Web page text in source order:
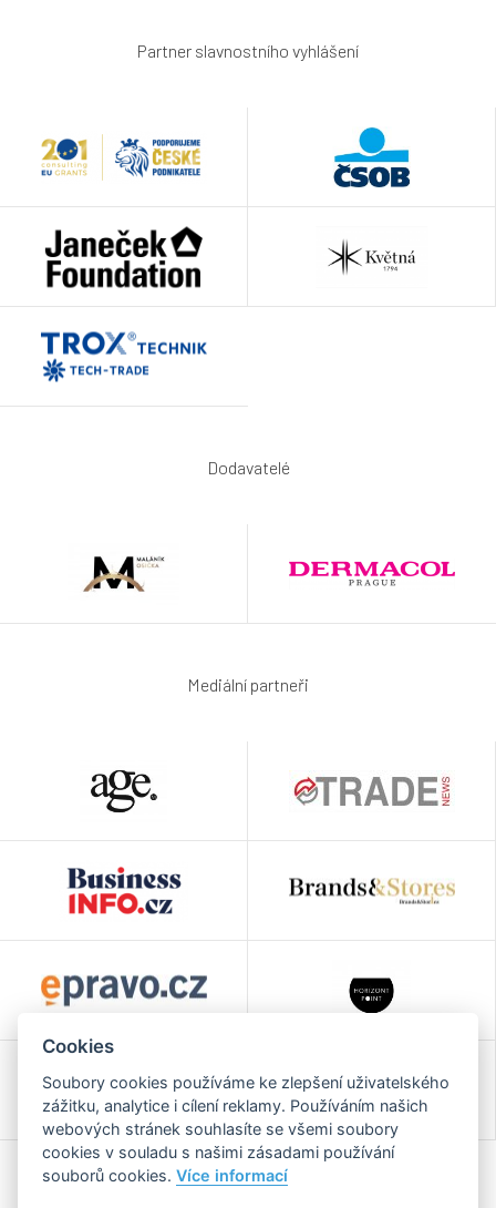
Partner slavnostního vyhlášení
Dodavatelé
Mediální partneři
Cookies
Soubory cookies používáme ke zlepšení uživatelského
zážitku, analytice i cílení reklamy. Používáním našich
webových stránek souhlasíte se všemi soubory
cookies v souladu s našimi zásadami používání
souborů cookies.Více informací